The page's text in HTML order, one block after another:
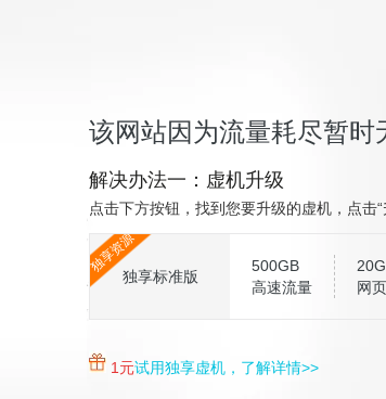
该网站因为流量耗尽暂时
解决办法一：虚机升级
点击下方按钮，找到您要升级的虚机，点击
独享资源
独享标准版
500GB
高速流量
网
1元试用独享虚机，了解详情>>